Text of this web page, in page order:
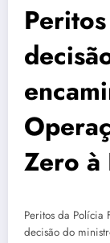
Zero à
Peritos da Polícia
decisão do